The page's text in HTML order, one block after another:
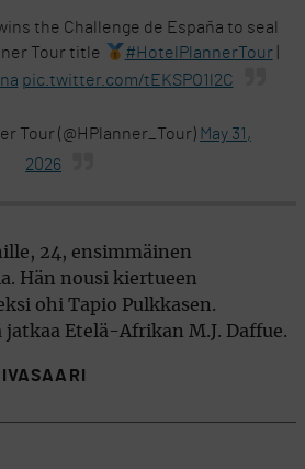
the Challenge de España to seal
Tour title
#HotelPlannerTour|
pic.twitter.com/tEKSPO1l2C
Tour (@HPlanner_Tour) May 31,
2026
24, ensimmäinen
Hän nousi kiertueen
ohi Tapio Pulkkasen.
jatkaa Etelä-Afrikan M.J. Daffue.